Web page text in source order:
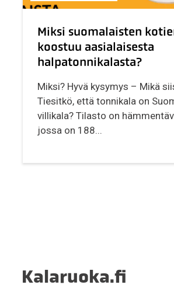
Miksi suomalaisten
koostuu aasialaisesta
halpatonnikalasta?
Miksi? Hyvä kysymys – Mikä
Tiesitkö, että tonnikala on
villikala? Tilasto on
jossa on 188...
Kalaruoka.fi